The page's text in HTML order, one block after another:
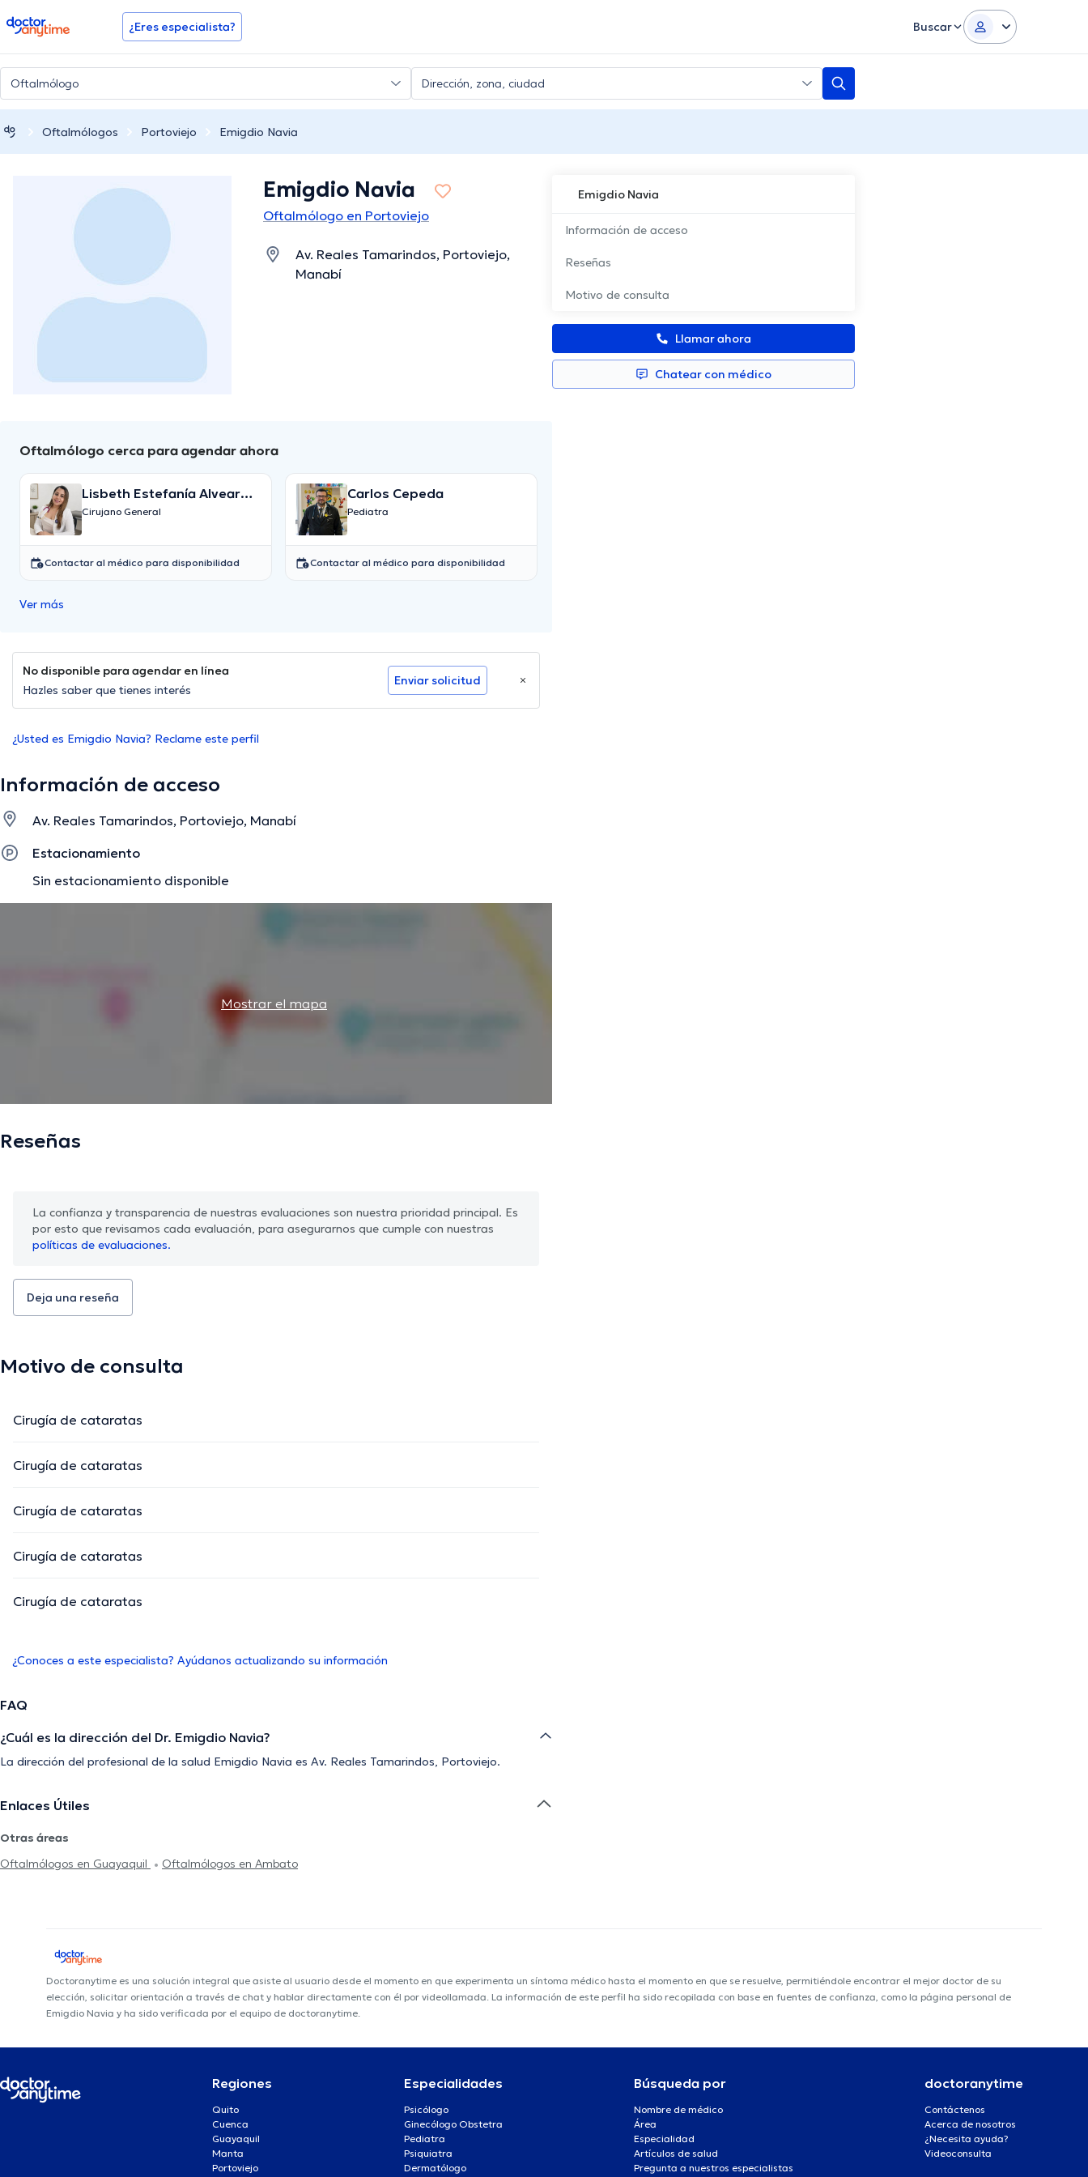
doctoranytime ¿Eres especialista? Buscar
Oftalmólogos Portoviejo Emigdio Navia
Emigdio Navia
Información de acceso
Reseñas
Motivo de consulta
Llamar ahora
Chatear con médico
Emigdio Navia
Oftalmólogo en Portoviejo
Av. Reales Tamarindos, Portoviejo,
Manabí
Oftalmólogo cerca para agendar ahora
Lisbeth Estefanía Alvear
Toala
Cirujano General
Contactar al médico para disponibilidad
Carlos Cepeda
Pediatra
Contactar al médico para disponibilidad
Ver más
No disponible para agendar en línea
Hazles saber que tienes interés
Enviar solicitud
¿Usted es Emigdio Navia? Reclame este perfil
Información de acceso
Av. Reales Tamarindos, Portoviejo, Manabí
Estacionamiento
Sin estacionamiento disponible
Mostrar el mapa
Reseñas
La confianza y transparencia de nuestras evaluaciones son nuestra prioridad principal. Es
por esto que revisamos cada evaluación, para asegurarnos que cumple con nuestras
políticas de evaluaciones.
Deja una reseña
Motivo de consulta
Cirugía de cataratas
Cirugía de cataratas
Cirugía de cataratas
Cirugía de cataratas
Cirugía de cataratas
¿Conoces a este especialista? Ayúdanos actualizando su información
FAQ
¿Cuál es la dirección del Dr. Emigdio Navia?
La dirección del profesional de la salud Emigdio Navia es Av. Reales Tamarindos, Portoviejo.
Enlaces Útiles
Otras áreas
Oftalmólogos en Guayaquil
Oftalmólogos en Ambato
Doctoranytime es una solución integral que asiste al usuario desde el momento en que experimenta un síntoma médico hasta el momento en que se resuelve, permitiéndole encontrar el mejor doctor de su
elección, solicitar orientación a través de chat y hablar directamente con él por videollamada. La información de este perfil ha sido recopilada con base en fuentes de confianza, como la página personal de
Emigdio Navia y ha sido verificada por el equipo de doctoranytime.
Regiones
Quito
Cuenca
Guayaquil
Manta
Portoviejo
Especialidades
Psicólogo
Ginecólogo Obstetra
Pediatra
Psiquiatra
Dermatólogo
Búsqueda por
Nombre de médico
Área
Especialidad
Artículos de salud
Pregunta a nuestros especialistas
doctoranytime
Contáctenos
Acerca de nosotros
¿Necesita ayuda?
Videoconsulta